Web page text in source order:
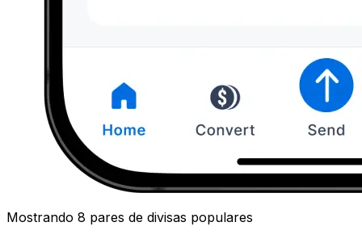
Mostrando 8 pares de divisas populares